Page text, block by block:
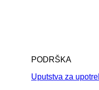
PODRŠKA
Uputstva za